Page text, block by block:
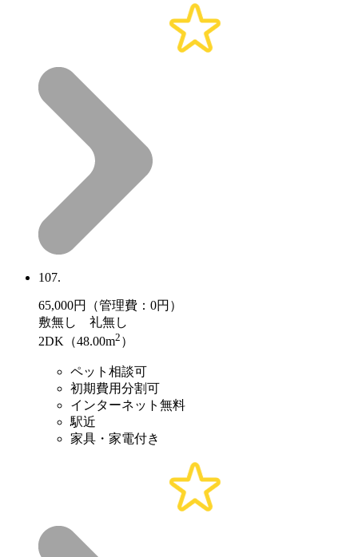
107.
65,000円（管理費：0円）
敷無し 礼無し
2DK（48.00m2 ）
ペット相談可
初期費用分割可
インターネット無料
駅近
家具・家電付き